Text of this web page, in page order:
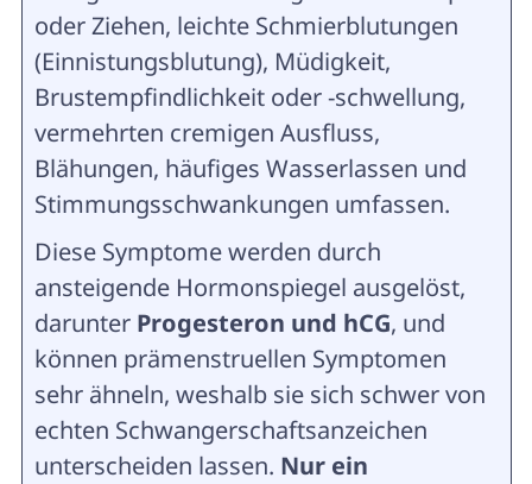
oder Ziehen, leichte Schmierblutungen
(Einnistungsblutung), Müdigkeit,
Brustempfindlichkeit oder -schwellung,
vermehrten cremigen Ausfluss,
Blähungen, häufiges Wasserlassen und
Stimmungsschwankungen umfassen.
Diese Symptome werden durch
ansteigende Hormonspiegel ausgelöst,
darunter Progesteron und hCG, und
können prämenstruellen Symptomen
sehr ähneln, weshalb sie sich schwer von
echten Schwangerschaftsanzeichen
unterscheiden lassen. Nur ein